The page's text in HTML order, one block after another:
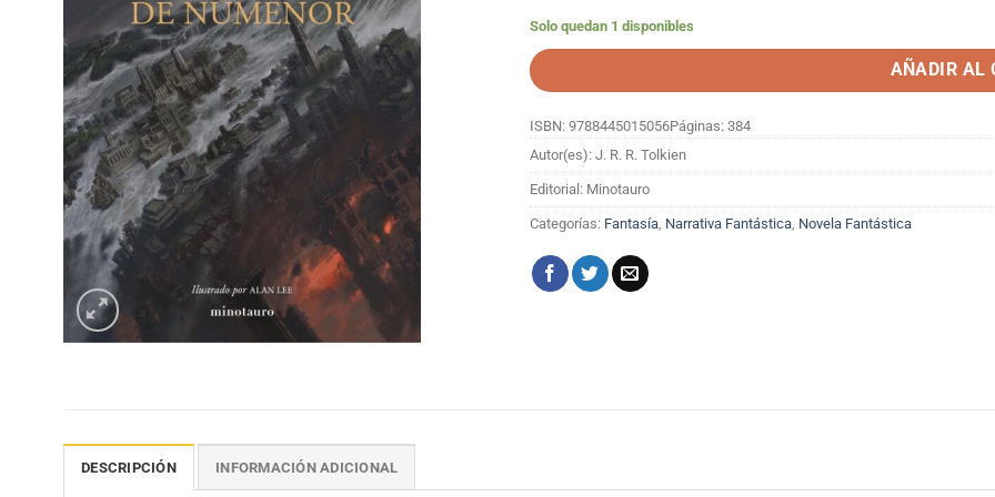
Solo quedan 1 disponibles
AÑADIR AL
ISBN: 9788445015056Páginas: 384
Autor(es): J. R. R. Tolkien
Editorial: Minotauro
Categorías: Fantasía, Narrativa Fantástica, Novela Fantástica
DESCRIPCIÓN INFORMACIÓN ADICIONAL